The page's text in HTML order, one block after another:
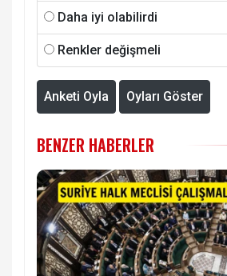
Daha iyi olabilirdi
Renkler değişmeli
Anketi Oyla Oyları Göster
BENZER HABERLER